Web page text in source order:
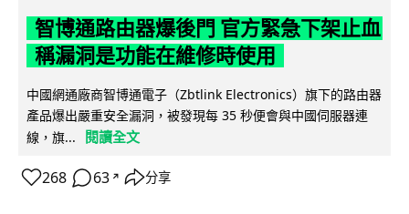
智博通路由器爆後門 官方緊急下架止血
稱漏洞是功能在維修時使用
中國網通廠商智博通電子（Zbtlink Electronics）旗下的路由器
產品爆出嚴重安全漏洞，被發現每 35 秒便會與中國伺服器連
線，旗...
閱讀全文
268 63 ↗ 分享